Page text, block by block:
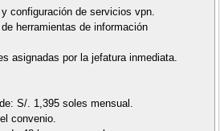
configuración de servicios vpn.
herramientas de información
asignadas por la jefatura inmediata.
S/. 1,395 soles mensual.
convenio.